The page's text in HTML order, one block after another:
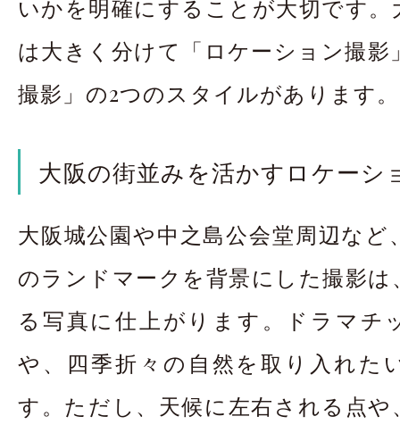
いかを明確にすることが大切です。
は大きく分けて「ロケーション撮影
撮影」の2つのスタイルがあります。
大阪の街並みを活かすロケーシ
大阪城公園や中之島公会堂周辺など
のランドマークを背景にした撮影は
る写真に仕上がります。ドラマチ
や、四季折々の自然を取り入れた
す。ただし、天候に左右される点や